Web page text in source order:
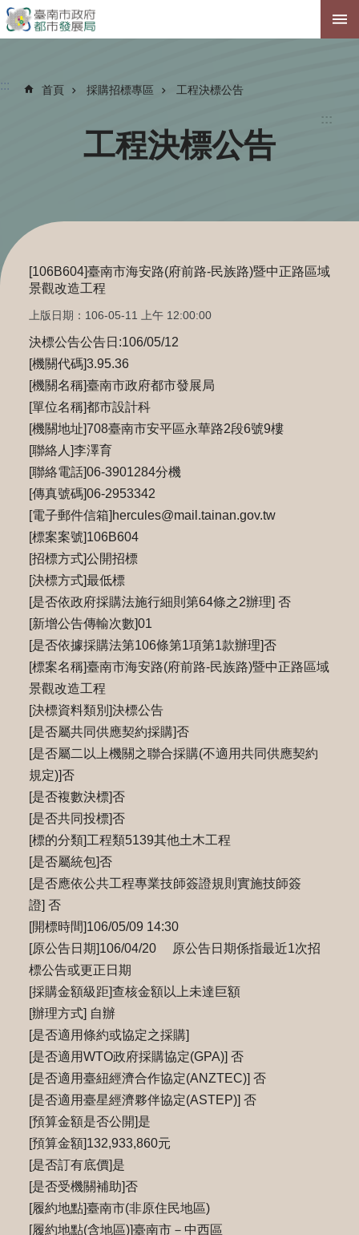
跳到主要內容區塊
:::
::: 首頁 採購招標專區 工程決標公告
工程決標公告
[106B604]臺南市海安路(府前路-民族路)暨中正路區域
景觀改造工程
上版日期：106-05-11 上午 12:00:00
決標公告公告日:106/05/12
[機關代碼]3.95.36
[機關名稱]臺南市政府都市發展局
[單位名稱]都市設計科
[機關地址]708臺南市安平區永華路2段6號9樓
[聯絡人]李澤育
[聯絡電話]06-3901284分機
[傳真號碼]06-2953342
[電子郵件信箱]hercules@mail.tainan.gov.tw
[標案案號]106B604
[招標方式]公開招標
[決標方式]最低標
[是否依政府採購法施行細則第64條之2辦理] 否
[新增公告傳輸次數]01
[是否依據採購法第106條第1項第1款辦理]否
[標案名稱]臺南市海安路(府前路-民族路)暨中正路區域
景觀改造工程
[決標資料類別]決標公告
[是否屬共同供應契約採購]否
[是否屬二以上機關之聯合採購(不適用共同供應契約
規定)]否
[是否複數決標]否
[是否共同投標]否
[標的分類]工程類5139其他土木工程
[是否屬統包]否
[是否應依公共工程專業技師簽證規則實施技師簽
證] 否
[開標時間]106/05/09 14:30
[原公告日期]106/04/20 原公告日期係指最近1次招
標公告或更正日期
[採購金額級距]查核金額以上未達巨額
[辦理方式] 自辦
[是否適用條約或協定之採購]
[是否適用WTO政府採購協定(GPA)] 否
[是否適用臺紐經濟合作協定(ANZTEC)] 否
[是否適用臺星經濟夥伴協定(ASTEP)] 否
[預算金額是否公開]是
[預算金額]132,933,860元
[是否訂有底價]是
[是否受機關補助]否
[履約地點]臺南市(非原住民地區)
[履約地點(含地區)]臺南市－中西區